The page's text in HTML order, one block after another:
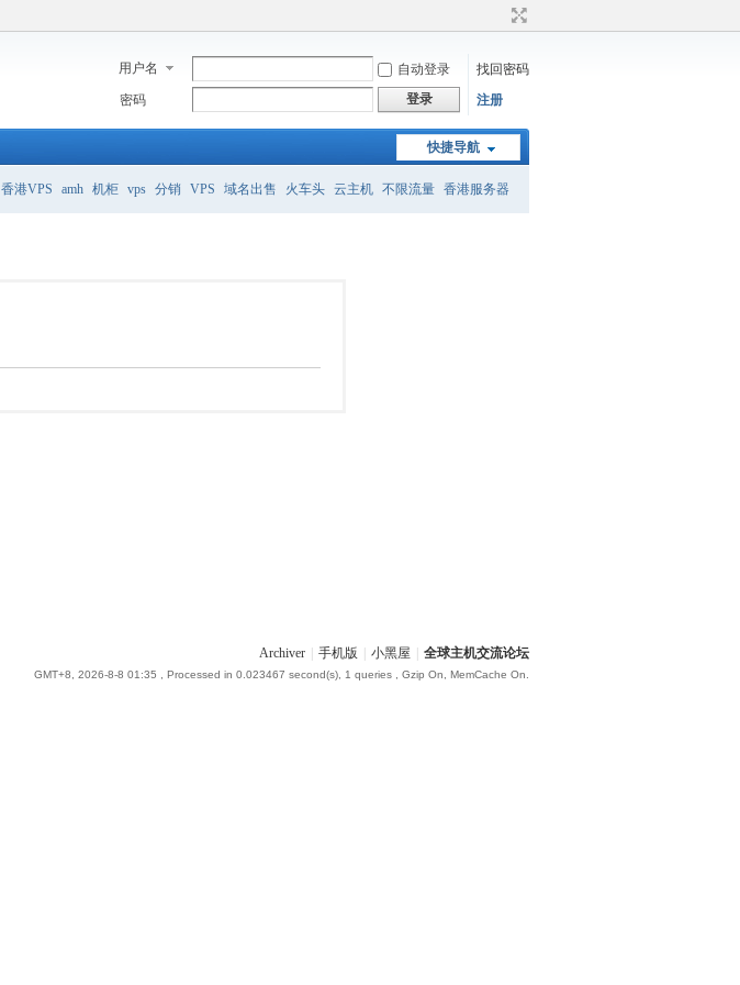
用户名 自动登录
找回密码
密码
登录 注册
快捷导航
香港VPS amh 机柜 vps 分销 VPS 域名出售 火车头 云主机 不限流量 香港服务器
Archiver 手机版 小黑屋 全球主机交流论坛
GMT+8, 2026-8-8 01:35 , Processed in 0.023467 second(s), 1 queries , Gzip On, MemCache On.